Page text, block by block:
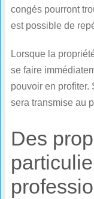
congés pourront
est possible de
Lorsque la
se faire
pouvoir en profiter.
sera transmise au
Des